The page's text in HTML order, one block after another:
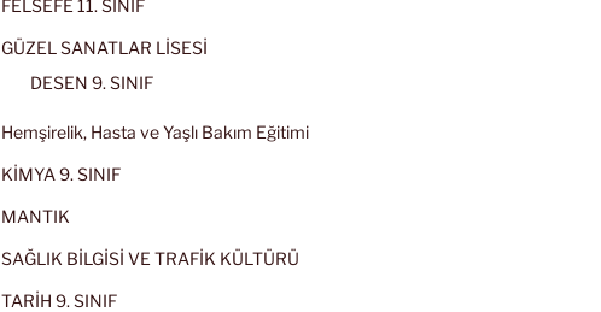
FELSEFE 11. SINIF
GÜZEL SANATLAR LİSESİ
DESEN 9. SINIF
Hemşirelik, Hasta ve Yaşlı Bakım Eğitimi
KİMYA 9. SINIF
MANTIK
SAĞLIK BİLGİSİ VE TRAFİK KÜLTÜRÜ
TARİH 9. SINIF